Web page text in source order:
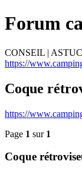
Forum
CONSEIL |
https://
Coque
https://
Page 1 sur 1
Coque